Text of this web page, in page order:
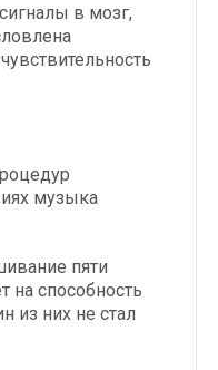
в мозг,
музыка
пяти
на способность
из них не стал